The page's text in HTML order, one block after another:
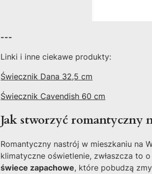
---
Linki i inne ciekawe produkty:
Świecznik Dana 32,5 cm
Świecznik Cavendish 60 cm
Jak stworzyć romantyczny
Romantyczny nastrój w mieszkaniu na
klimatyczne oświetlenie, zwłaszcza to
świece zapachowe, które pobudzą